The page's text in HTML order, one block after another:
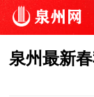
泉州最新